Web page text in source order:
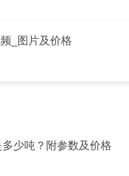
_图片及价格
少吨？附参数及价格